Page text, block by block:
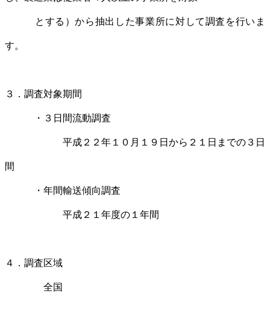
とする）から抽出した事業所に対して調査を行いま
す。
３．調査対象期間
・３日間流動調査
平成２２年１０月１９日から２１日までの３日
間
・年間輸送傾向調査
平成２１年度の１年間
４．調査区域
全国